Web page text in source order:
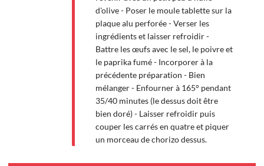
d'olive - Poser le moule tablette sur la
plaque alu perforée - Verser les
ingrédients et laisser refroidir -
Battre les œufs avec le sel, le poivre et
le paprika fumé - Incorporer à la
précédente préparation - Bien
mélanger - Enfourner à 165° pendant
35/40 minutes (le dessus doit être
bien doré) - Laisser refroidir puis
couper les carrés en quatre et piquer
un morceau de chorizo dessus.